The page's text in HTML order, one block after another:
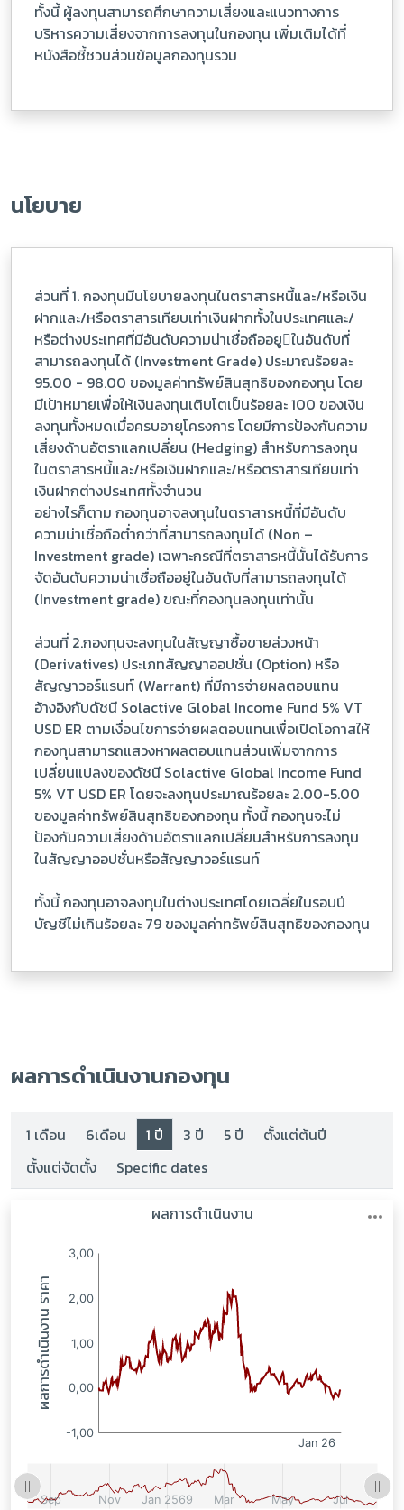
ทั้งนี้ ผู้ลงทุนสามารถศึกษาความเสี่ยงและแนวทางการ
บริหารความเสี่ยงจากการลงทุนในกองทุน เพิ่มเติมได้ที่
หนังสือชี้ชวนส่วนข้อมูลกองทุนรวม
นโยบาย
ส่วนที่ 1. กองทุนมีนโยบายลงทุนในตราสารหนี้และ/หรือเงิน
ฝากและ/หรือตราสารเทียบเท่าเงินฝากทั้งในประเทศและ/
หรือต่างประเทศที่มีอันดับความน่าเชื่อถืออยูในอันดับที่
สามารถลงทุนได้ (Investment Grade) ประมาณร้อยละ
95.00 - 98.00 ของมูลค่าทรัพย์สินสุทธิของกองทุน โดย
มีเป้าหมายเพื่อให้เงินลงทุนเติบโตเป็นร้อยละ 100 ของเงิน
ลงทุนทั้งหมดเมื่อครบอายุโครงการ โดยมีการป้องกันความ
เสี่ยงด้านอัตราแลกเปลี่ยน (Hedging) สําหรับการลงทุน
ในตราสารหนี้และ/หรือเงินฝากและ/หรือตราสารเทียบเท่า
เงินฝากต่างประเทศทั้งจำนวน
อย่างไรก็ตาม กองทุนอาจลงทุนในตราสารหนี้ที่มีอันดับ
ความน่าเชื่อถือตํ่ากว่าที่สามารถลงทุนได้ (Non –
Investment grade) เฉพาะกรณีที่ตราสารหนี้นั้นได้รับการ
จัดอันดับความน่าเชื่อถืออยู่ในอันดับที่สามารถลงทุนได้
(Investment grade) ขณะที่กองทุนลงทุนเท่านั้น
ส่วนที่ 2.กองทุนจะลงทุนในสัญญาซื้อขายล่วงหน้า
(Derivatives) ประเภทสัญญาออปชั่น (Option) หรือ
สัญญาวอร์แรนท์ (Warrant) ที่มีการจ่ายผลตอบแทน
อ้างอิงกับดัชนี Solactive Global Income Fund 5% VT
USD ER ตามเงื่อนไขการจ่ายผลตอบแทนเพื่อเปิดโอกาสให้
กองทุนสามารถแสวงหาผลตอบแทนส่วนเพิ่มจากการ
เปลี่ยนแปลงของดัชนี Solactive Global Income Fund
5% VT USD ER โดยจะลงทุนประมาณร้อยละ 2.00-5.00
ของมูลค่าทรัพย์สินสุทธิของกองทุน ทั้งนี้ กองทุนจะไม่
ป้องกันความเสี่ยงด้านอัตราแลกเปลี่ยนสำหรับการลงทุน
ในสัญญาออปชั่นหรือสัญญาวอร์แรนท์
ทั้งนี้ กองทุนอาจลงทุนในต่างประเทศโดยเฉลี่ยในรอบปี
บัญชีไม่เกินร้อยละ 79 ของมูลค่าทรัพย์สินสุทธิของกองทุน
ผลการดำเนินงานกองทุน
1 เดือน 6เดือน 1 ปี 3 ปี 5 ปี
ตั้งแต่ต้นปี
ตั้งแต่จัดตั้ง
Specific dates